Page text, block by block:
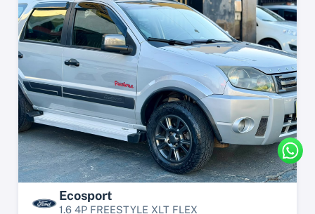
Ecosport
1.6 4P FREESTYLE XLT FLEX